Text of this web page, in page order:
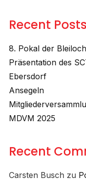
Recent Posts
8. Pokal der
Präsentation des
Ebersdorf
Ansegeln
MDVM 2025
Recent
Carsten Busch zu